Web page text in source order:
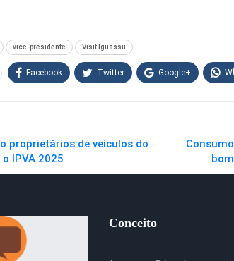
vice-presidente Visit Iguassu
Facebook Twitter Google+
proprietários de veículos do
IPVA 2025
Conceito